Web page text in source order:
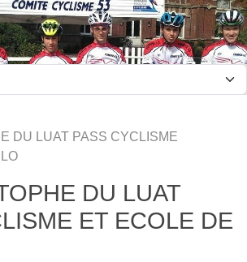
DU LUAT PASS CYCLISME
DU LUAT
ET ECOLE DE
cookies